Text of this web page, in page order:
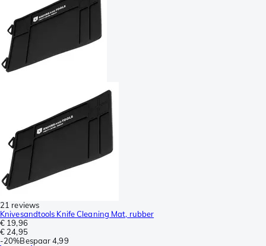
21 reviews
Knivesandtools Knife Cleaning Mat, rubber
€ 19,96
€ 24,95
-20%Bespaar 4,99